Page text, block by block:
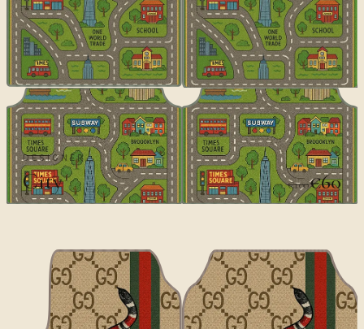
DESIGNER
City €100€60